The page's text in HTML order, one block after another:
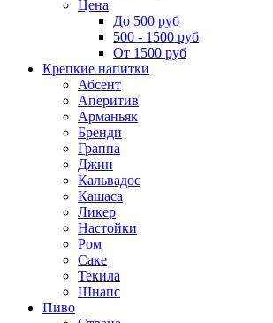
Цена
До 500 руб
500 - 1500 руб
От 1500 руб
Крепкие напитки
Абсент
Аперитив
Арманьяк
Бренди
Граппа
Джин
Кальвадос
Кашаса
Ликер
Настойки
Ром
Саке
Текила
Шнапс
Пиво